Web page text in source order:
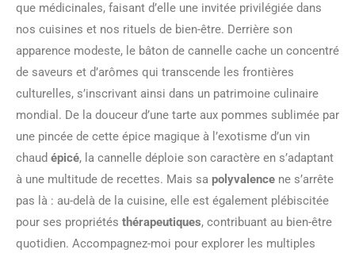
que médicinales, faisant d’elle une invitée privilégiée dans
nos cuisines et nos rituels de bien-être. Derrière son
apparence modeste, le bâton de cannelle cache un concentré
de saveurs et d’arômes qui transcende les frontières
culturelles, s’inscrivant ainsi dans un patrimoine culinaire
mondial. De la douceur d’une tarte aux pommes sublimée par
une pincée de cette épice magique à l’exotisme d’un vin
chaud épicé, la cannelle déploie son caractère en s’adaptant
à une multitude de recettes. Mais sa polyvalence ne s’arrête
pas là : au-delà de la cuisine, elle est également plébiscitée
pour ses propriétés thérapeutiques, contribuant au bien-être
quotidien. Accompagnez-moi pour explorer les multiples